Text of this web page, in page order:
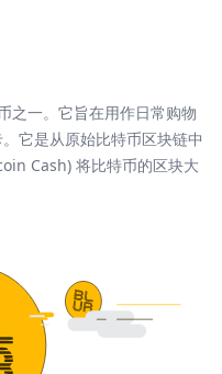
之一。它旨在用作日常购物
它是从原始比特币区块链中
Cash) 将比特币的区块大